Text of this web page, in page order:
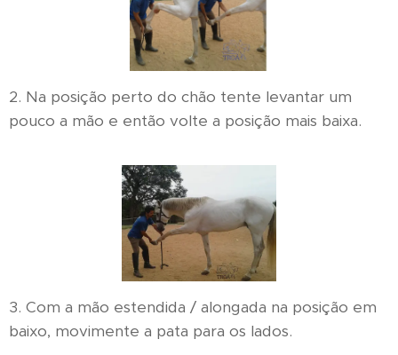
2. Na posição perto do chão tente levantar um
pouco a mão e então volte a posição mais baixa.
3. Com a mão estendida / alongada na posição em
baixo, movimente a pata para os lados.